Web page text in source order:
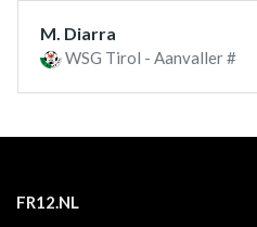
M. Diarra
WSG Tirol - Aanvaller #
FR12.NL